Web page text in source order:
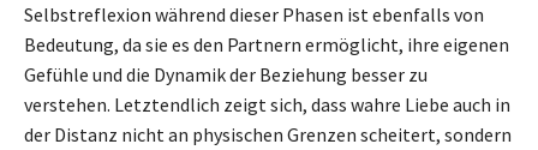
Selbstreflexion während dieser Phasen ist ebenfalls von
Bedeutung, da sie es den Partnern ermöglicht, ihre eigenen
Gefühle und die Dynamik der Beziehung besser zu
verstehen. Letztendlich zeigt sich, dass wahre Liebe auch in
der Distanz nicht an physischen Grenzen scheitert, sondern